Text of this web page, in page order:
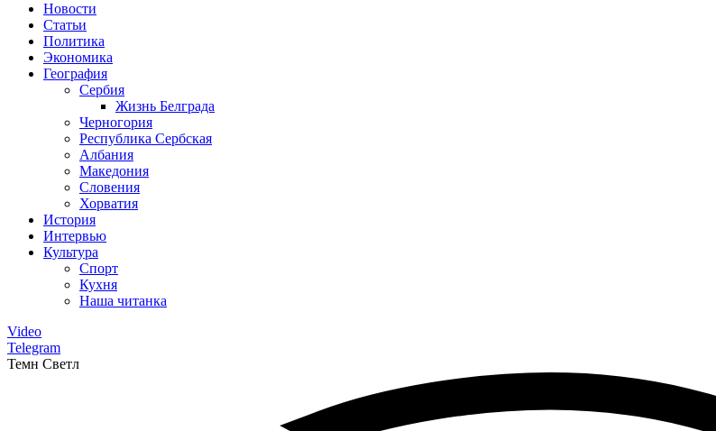
Новости
Статьи
Политика
Экономика
География
Сербия
Жизнь Белграда
Черногория
Республика Сербская
Албания
Македония
Словения
Хорватия
История
Интервью
Культура
Спорт
Кухня
Наша читанка
Video
Telegram
Темн Светл